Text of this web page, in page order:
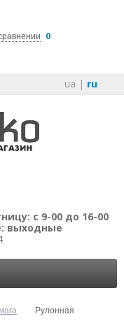
0
ua | ru
с 9-00 до 16-00
выходные
Рулонная